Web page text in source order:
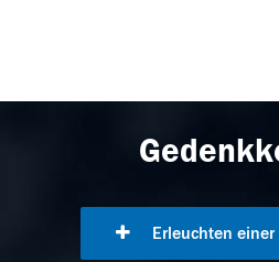
Erleuchten